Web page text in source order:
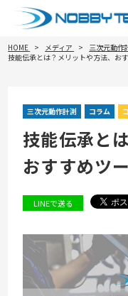
HOME メディア 三次元動作
技能伝承とは？メリットや方法、お
三次元動作計測 コラム
技能伝承と
おすすめツ
LINEで送る